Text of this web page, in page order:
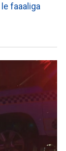
le faaaliga